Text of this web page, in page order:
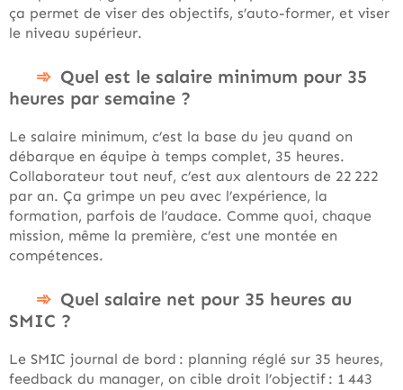
ça permet de viser des objectifs, s’auto-former, et viser
le niveau supérieur.
Quel est le salaire minimum pour 35
heures par semaine ?
Le salaire minimum, c’est la base du jeu quand on
débarque en équipe à temps complet, 35 heures.
Collaborateur tout neuf, c’est aux alentours de 22 222
par an. Ça grimpe un peu avec l’expérience, la
formation, parfois de l’audace. Comme quoi, chaque
mission, même la première, c’est une montée en
compétences.
Quel salaire net pour 35 heures au
SMIC ?
Le SMIC journal de bord : planning réglé sur 35 heures,
feedback du manager, on cible droit l’objectif : 1 443